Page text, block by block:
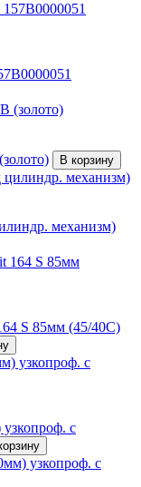
В корзину
механизм)
S 85мм (45/40C)
с